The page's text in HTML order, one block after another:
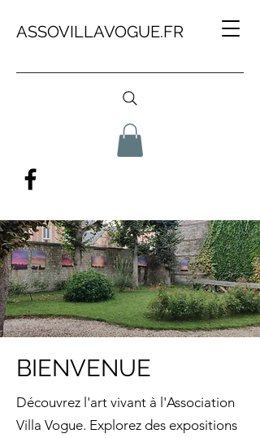
ASSOVILLAVOGUE.FR
BIENVENUE
Découvrez l'art vivant à l'Association
Villa Vogue. Explorez des expositions